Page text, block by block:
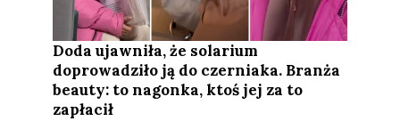
Doda ujawniła, że solarium
doprowadziło ją do czerniaka. Branża
beauty: to nagonka, ktoś jej za to
zapłacił